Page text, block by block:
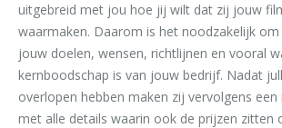
uitgebreid met jou hoe jij wilt dat zij jouw
waarmaken. Daarom is het noodzakelijk
jouw doelen, wensen, richtlijnen en vooral
kernboodschap is van jouw bedrijf. Nadat
overlopen hebben maken zij vervolgens
met alle details waarin ook de prijzen zitten